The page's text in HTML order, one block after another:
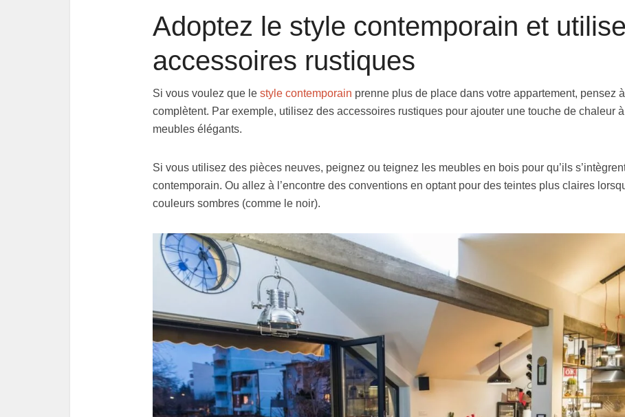
Adoptez le style contemporain et
accessoires rustiques
Si vous voulez que le style contemporain prenne plus de place dans votre appartement, pensez
complètent. Par exemple, utilisez des accessoires rustiques pour ajouter une touche de chaleur
meubles élégants.
Si vous utilisez des pièces neuves, peignez ou teignez les meubles en bois pour qu’ils
contemporain. Ou allez à l’encontre des conventions en optant pour des teintes plus claires
couleurs sombres (comme le noir).